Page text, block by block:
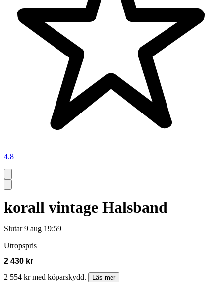
4.8
korall vintage Halsband
Slutar 9 aug 19:59
Utropspris
2 430 kr
2 554 kr med köparskydd.
Läs mer